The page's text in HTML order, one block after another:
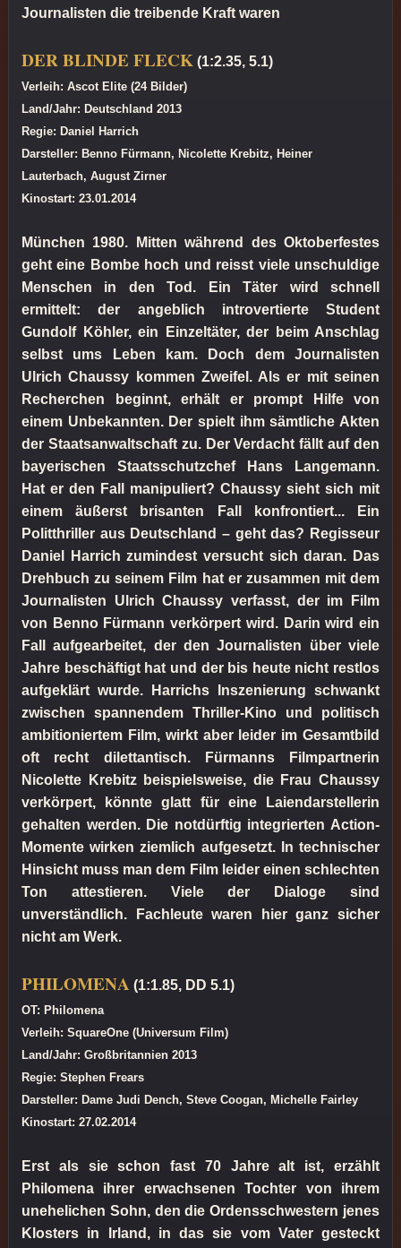
Journalisten die treibende Kraft waren
DER BLINDE FLECK (1:2.35, 5.1)
Verleih: Ascot Elite (24 Bilder)
Land/Jahr: Deutschland 2013
Regie: Daniel Harrich
Darsteller: Benno Fürmann, Nicolette Krebitz, Heiner
Lauterbach, August Zirner
Kinostart: 23.01.2014
München 1980. Mitten während des Oktoberfestes
geht eine Bombe hoch und reisst viele unschuldige
Menschen in den Tod. Ein Täter wird schnell
ermittelt: der angeblich introvertierte Student
Gundolf Köhler, ein Einzeltäter, der beim Anschlag
selbst ums Leben kam. Doch dem Journalisten
Ulrich Chaussy kommen Zweifel. Als er mit seinen
Recherchen beginnt, erhält er prompt Hilfe von
einem Unbekannten. Der spielt ihm sämtliche Akten
der Staatsanwaltschaft zu. Der Verdacht fällt auf den
bayerischen Staatsschutzchef Hans Langemann.
Hat er den Fall manipuliert? Chaussy sieht sich mit
einem äußerst brisanten Fall konfrontiert... Ein
Politthriller aus Deutschland – geht das? Regisseur
Daniel Harrich zumindest versucht sich daran. Das
Drehbuch zu seinem Film hat er zusammen mit dem
Journalisten Ulrich Chaussy verfasst, der im Film
von Benno Fürmann verkörpert wird. Darin wird ein
Fall aufgearbeitet, der den Journalisten über viele
Jahre beschäftigt hat und der bis heute nicht restlos
aufgeklärt wurde. Harrichs Inszenierung schwankt
zwischen spannendem Thriller-Kino und politisch
ambitioniertem Film, wirkt aber leider im Gesamtbild
oft recht dilettantisch. Fürmanns Filmpartnerin
Nicolette Krebitz beispielsweise, die Frau Chaussy
verkörpert, könnte glatt für eine Laiendarstellerin
gehalten werden. Die notdürftig integrierten Action-
Momente wirken ziemlich aufgesetzt. In technischer
Hinsicht muss man dem Film leider einen schlechten
Ton attestieren. Viele der Dialoge sind
unverständlich. Fachleute waren hier ganz sicher
nicht am Werk.
PHILOMENA (1:1.85, DD 5.1)
OT: Philomena
Verleih: SquareOne (Universum Film)
Land/Jahr: Großbritannien 2013
Regie: Stephen Frears
Darsteller: Dame Judi Dench, Steve Coogan, Michelle Fairley
Kinostart: 27.02.2014
Erst als sie schon fast 70 Jahre alt ist, erzählt
Philomena ihrer erwachsenen Tochter von ihrem
unehelichen Sohn, den die Ordensschwestern jenes
Klosters in Irland, in das sie vom Vater gesteckt